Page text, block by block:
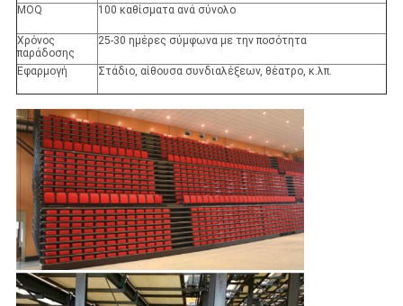
MOQ
100 καθίσματα ανά σύνολο
Χρόνος
παράδοσης
25-30 ημέρες σύμφωνα με την ποσότητα
Εφαρμογή Στάδιο, αίθουσα συνδιαλέξεων, θέατρο, κ.λπ.